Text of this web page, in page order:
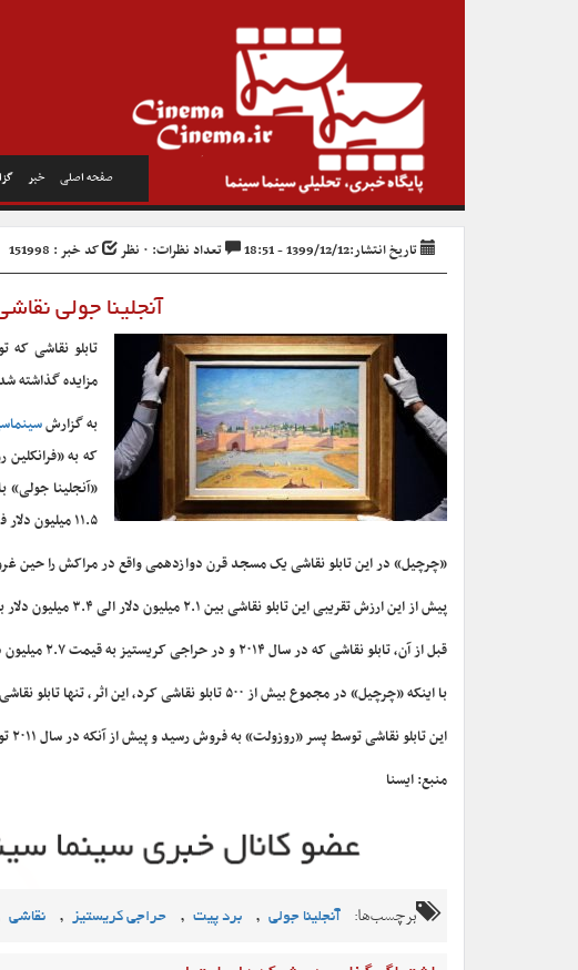
صفحه اصلی خبر
تاریخ انتشار:1399/12/12 - 18:51 تعداد نظرات: ۰ نظر کد خبر : 151998
آنجلینا جولی
تابلو نقاشی
مزایده گذاشته
به گزارش
که به
۱۱.۵ میلیون دلار فروخته شد و به گرانترین تابلو نقاشی «چرچیل» تبدیل شد.
«چرچیل» در این تابلو نقاشی یک مسجد قرن دوازدهمی واقع در مراکش را حین
پیش از این ارزش تقریبی این تابلو نقاشی بین ۲.۱ میلیون دلار الی ۳.۴ میلیون دلار برآورد شده بود.
قبل از آن، تابلو نقاشی که در سال ۲۰۱۴ و در حراجی کریستیز به قیمت ۲.۷ میلیون دلار فروخته شده بود، به عنوان گرانترین اثر «چرچیل» شناخته می‌شد.
با اینکه «چرچیل» در مجموع بیش از ۵۰۰ تابلو نقاشی کرد، این اثر، تنها تابلو نقاشی است که او بین سال‌های ۱۹۳۹ تا ۱۹۴۵ کشید.
این تابلو نقاشی توسط پسر «روزولت» به فروش رسید و پیش از آنکه در سال ۲۰۱۱ توسط آنجلینا جولی و برد پیت خریداری شود به دست چند خریدار رسیده بود.
منبع: ایسنا
برچسب‌ها: آنجلینا جولی , برد پیت , حراجی کریستیز , نقاشی